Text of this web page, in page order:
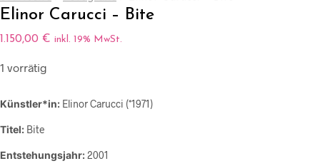
Elinor Carucci – Bite
1.150,00 € inkl. 19% MwSt.
1 vorrätig
Künstler*in: Elinor Carucci (*1971)
Titel: Bite
Entstehungsjahr:2001